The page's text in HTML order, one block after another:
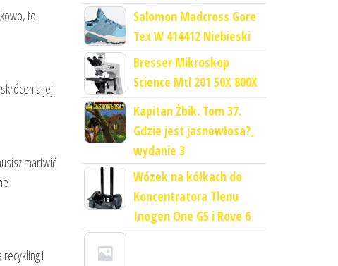
to
jej
martwić
i
Salomon Madcross Gore
Tex W 414412 Niebieski
Bresser Mikroskop
Science Mtl 201 50X 800X
Kapitan Żbik. Tom 37.
Gdzie jest jasnowłosa?,
wydanie 3
Wózek na kółkach do
Koncentratora Tlenu
Inogen One G5 i Rove 6